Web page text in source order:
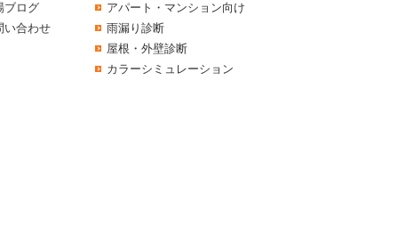
ブログ
い合わせ
アパート・マンション向け
雨漏り診断
屋根・外壁診断
カラーシミュレーション